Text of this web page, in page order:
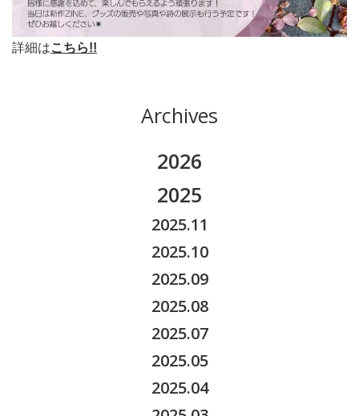
詳細はこちら!!
Archives
2026
2026.08
2026.07
2026.06
2026.05
2026.04
2026.03
2026.02
2026.01
2025
2025.11
2025.10
2025.09
2025.08
2025.07
2025.05
2025.04